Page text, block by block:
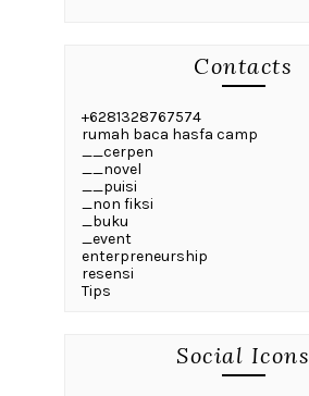
Contacts
+6281328767574
rumah baca hasfa camp
__cerpen
__novel
__puisi
_non fiksi
_buku
_event
enterpreneurship
resensi
Tips
Social Icons